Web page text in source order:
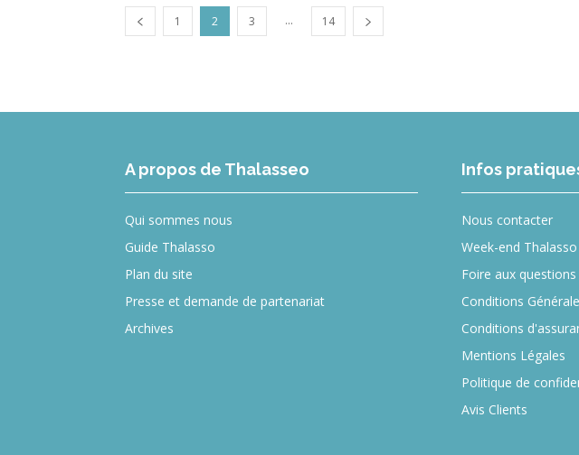
1 2 3 ... 14
A propos de Thalasseo
Qui sommes nous
Guide Thalasso
Plan du site
Presse et demande de partenariat
Archives
Infos
Nous contacter
Week-end Thalasso
Foire aux questions
Conditions
Conditions
Mentions Légales
Politique de
Avis Clients